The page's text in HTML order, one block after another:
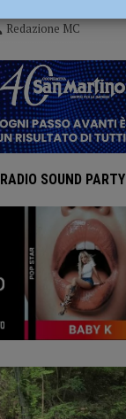
Redazione MC
RADIO SOUND PARTY